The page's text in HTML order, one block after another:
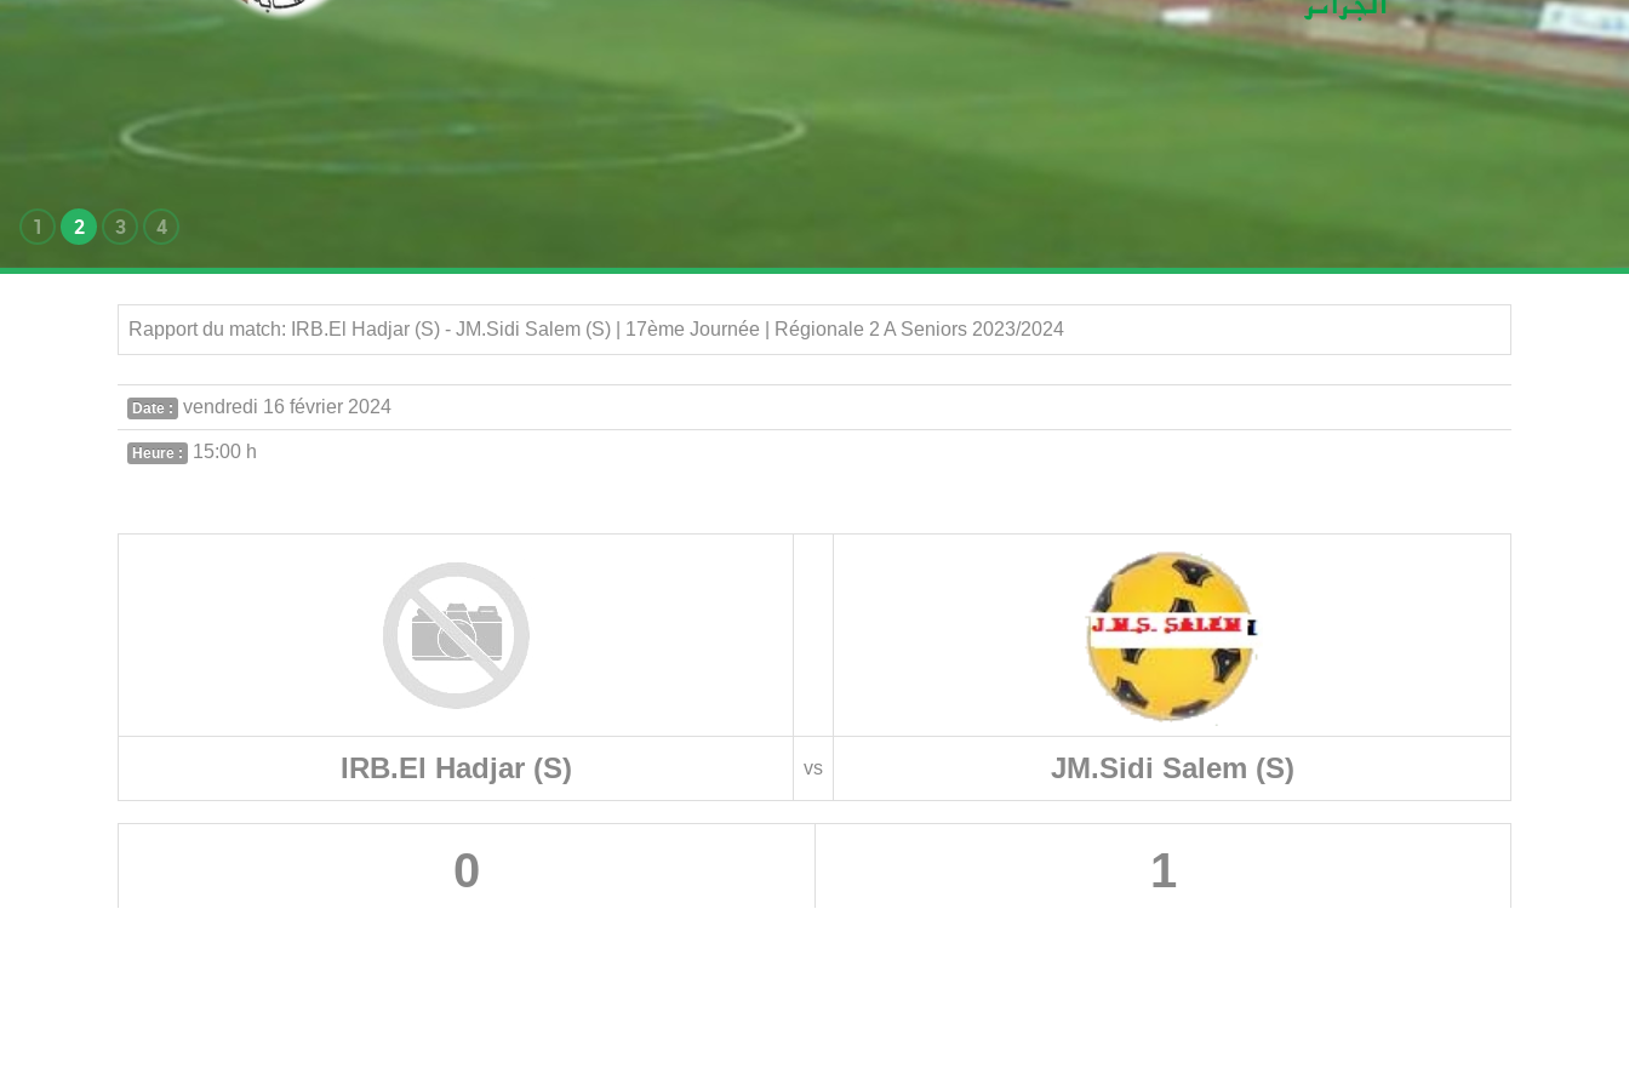
1 2 3 4
Rapport du match: IRB.El Hadjar (S) - JM.Sidi Salem (S) | 17ème Journée | Régionale 2 A Seniors 2023/2024
Date : vendredi 16 février 2024
Heure : 15:00 h
IRB.El Hadjar (S) vs JM.Sidi Salem (S)
0 1